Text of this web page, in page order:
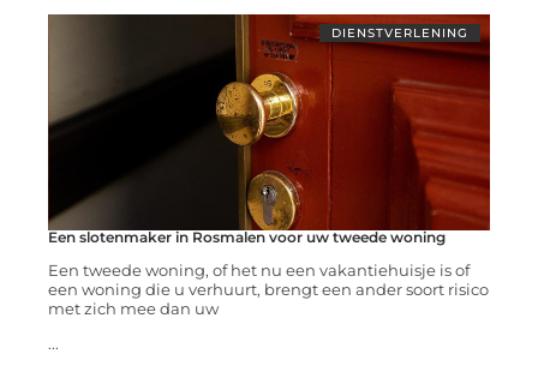
DIENSTVERLENING
Een slotenmaker in Rosmalen voor uw tweede woning
Een tweede woning, of het nu een vakantiehuisje is of
een woning die u verhuurt, brengt een ander soort risico
met zich mee dan uw
...